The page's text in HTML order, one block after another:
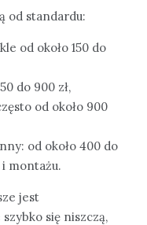
od standardu:
od około 150 do
do 900 zł,
od około 900
od około 400 do
i montażu.
jest
się niszczą,